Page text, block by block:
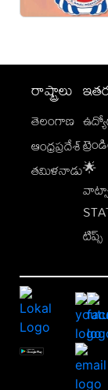
రాష్ట్రాలు
తెలంగాణ
ఆంధ్రప్రదేశ్
తమిళనాడు🌟
టిప్స్